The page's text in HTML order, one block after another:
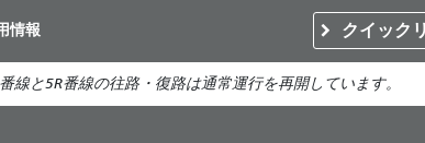
イ
ン
コ
情報 クイック
と5R番線の往路・復路は通常運行を再開しています。